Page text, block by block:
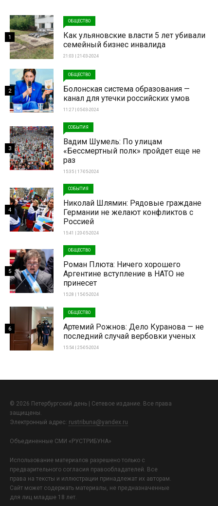
ОБЩЕСТВО
Как ульяновские власти 5 лет убивали
семейный бизнес инвалида
21:03 | 21-03-2024
1
ОБЩЕСТВО
Болонская система образования —
канал для утечки российских умов
11:27 | 05-03-2024
2
СОБЫТИЯ
Вадим Шумель: По улицам
«Бессмертный полк» пройдет еще не
раз
15:35 | 17-05-2024
3
СОБЫТИЯ
Николай Шлямин: Рядовые граждане
Германии не желают конфликтов с
Россией
15:41 | 20-05-2024
4
ОБЩЕСТВО
Роман Плюта: Ничего хорошего
Аргентине вступление в НАТО не
принесет
15:28 | 15-05-2024
5
ОБЩЕСТВО
Артемий Рожнов: Дело Куранова — не
последний случай вербовки ученых
15:54 | 25-05-2024
6
© 2026 Петербургский день | Сетевое издание. Все права
защищены.
Электронный адрес: rustribuna@yandex.ru
Объединенные СМИ «РУСТРИБУНА»
Использование материалов разрешено только с
предварительного согласия правообладателей. Все
права на тексты и иллюстрации принадлежат их авторам.
Сайт может содержать материалы, не предназначенные
для лиц младше 18 лет.